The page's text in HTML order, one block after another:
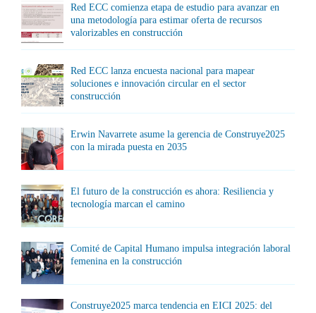
Red ECC comienza etapa de estudio para avanzar en
una metodología para estimar oferta de recursos
valorizables en construcción
Red ECC lanza encuesta nacional para mapear
soluciones e innovación circular en el sector
construcción
Erwin Navarrete asume la gerencia de Construye2025
con la mirada puesta en 2035
El futuro de la construcción es ahora: Resiliencia y
tecnología marcan el camino
Comité de Capital Humano impulsa integración laboral
femenina en la construcción
Construye2025 marca tendencia en EICI 2025: del